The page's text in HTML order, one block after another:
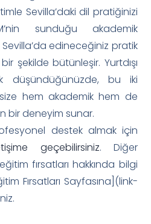
Sevilla’daki dil pratiğinizi
sunduğu akademik
edineceğiniz pratik
şekilde bütünleşir. Yurtdışı
düşündüğünüzde, bu iki
hem akademik hem de
bir deneyim sunar.
destek almak için
geçebilirsiniz. Diğer
fırsatları hakkında bilgi
Fırsatları Sayfasına](link-